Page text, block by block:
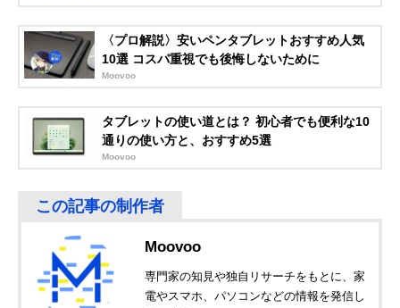
ットスタンド
TBWDSZARMBE
DBK
ポールマウントス
タンド タブレット
BMA-100TB
スタンド
(ELECOM)
タブレット用スタ
置スタンド TB-
〈プロ解説〉安いペンタブレットおすすめ人気
10選 コスパ重視でも後悔しないために
Moovoo
タブレットの使い道とは？ 初心者でも便利な10
通りの使い方と、おすすめ5選
Moovoo
Moovoo
専門家の知見や独自リサーチをもとに、家
電やスマホ、パソコンなどの情報を発信し